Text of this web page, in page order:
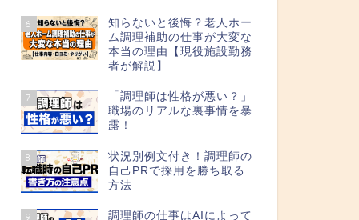
6
知らないと後悔？老人ホー
ム調理補助の仕事が大変な
本当の理由【現役施設勤務
者が解説】
7
「調理師は性格が悪い？」
職場のリアルな裏事情を暴
露！
8
状況別例文付き！調理師の
自己PRで採用を勝ち取る
方法
9 調理師の仕事はAIによって